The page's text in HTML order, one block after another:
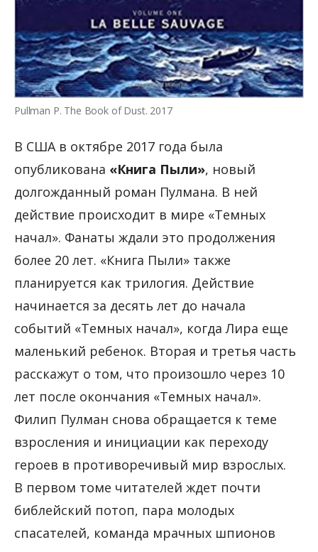
Pullman P. The Book of Dust. 2017
В США в октябре 2017 года была
опубликована «Книга Пыли», новый
долгожданный роман Пулмана. В ней
действие происходит в мире «Темных
начал». Фанаты ждали это продолжения
более 20 лет. «Книга Пыли» также
планируется как трилогия. Действие
начинается за десять лет до начала
событий «Темных начал», когда Лира еще
маленький ребенок. Вторая и третья часть
расскажут о том, что произошло через 10
лет после окончания «Темных начал».
Филип Пулман снова обращается к теме
взросления и инициации как переходу
героев в противоречивый мир взрослых.
В первом томе читателей ждет почти
библейский потоп, пара молодых
спасателей, команда мрачных шпионов